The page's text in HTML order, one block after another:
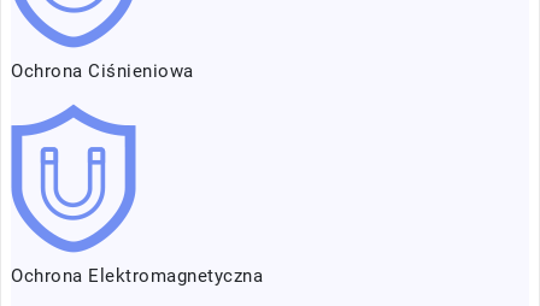
Ochrona Ciśnieniowa
Ochrona Elektromagnetyczna